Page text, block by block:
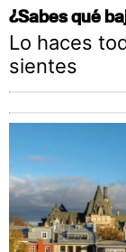
¿Sabes qué
Lo haces
sientes